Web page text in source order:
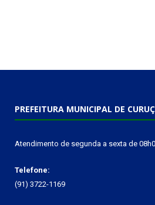
PREFEITURA MUNICIPAL DE
Atendimento de segunda a sexta de
Telefone:
(91) 3722-1169